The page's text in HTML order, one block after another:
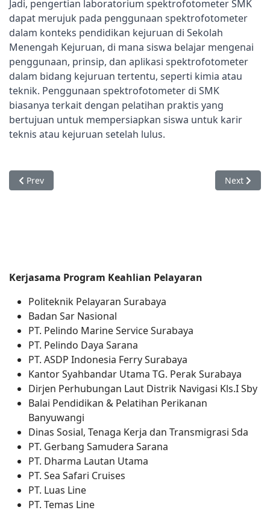
Jadi, pengertian laboratorium spektrofotometer SMK
dapat merujuk pada penggunaan spektrofotometer
dalam konteks pendidikan kejuruan di Sekolah
Menengah Kejuruan, di mana siswa belajar mengenai
penggunaan, prinsip, dan aplikasi spektrofotometer
dalam bidang kejuruan tertentu, seperti kimia atau
teknik. Penggunaan spektrofotometer di SMK
biasanya terkait dengan pelatihan praktis yang
bertujuan untuk mempersiapkan siswa untuk karir
teknis atau kejuruan setelah lulus.
Previous article: Laboratorium Analis Kesehatan
Prev Next
Next
Kerjasama Program Keahlian Pelayaran
Politeknik Pelayaran Surabaya
Badan Sar Nasional
PT. Pelindo Marine Service Surabaya
PT. Pelindo Daya Sarana
PT. ASDP Indonesia Ferry Surabaya
Kantor Syahbandar Utama TG. Perak Surabaya
Dirjen Perhubungan Laut Distrik Navigasi Kls.I Sby
Balai Pendidikan & Pelatihan Perikanan
Banyuwangi
Dinas Sosial, Tenaga Kerja dan Transmigrasi Sda
PT. Gerbang Samudera Sarana
PT. Dharma Lautan Utama
PT. Sea Safari Cruises
PT. Luas Line
PT. Temas Line